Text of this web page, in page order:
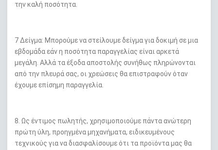
την καλή ποσότητα.
7 Δείγμα: Μπορούμε να στείλουμε δείγμα για δοκιμή σε μια
εβδομάδα εάν η ποσότητα παραγγελίας είναι αρκετά
μεγάλη. Αλλά τα έξοδα αποστολής συνήθως πληρώνονται
από την πλευρά σας, οι χρεώσεις θα επιστραφούν όταν
έχουμε επίσημη παραγγελία.
8. Ως έντιμος πωλητής, χρησιμοποιούμε πάντα ανώτερη
πρώτη ύλη, προηγμένα μηχανήματα, ειδικευμένους
τεχνικούς για να διασφαλίσουμε ότι τα προϊόντα μας θα